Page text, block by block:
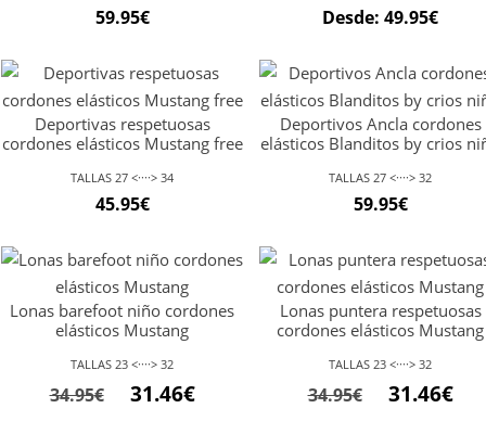
59.95€ Desde:49.95€
Deportivas respetuosas
cordones elásticos Mustang free
TALLAS 27 <····> 34
45.95€
Deportivos Ancla cordones
elásticos Blanditos by crios
TALLAS 27 <····> 32
59.95€
Lonas barefoot niño cordones
elásticos Mustang
TALLAS 23 <····> 32
34.95€
El31.46€El
Lonas puntera respetuosas
cordones elásticos Mustang
TALLAS 23 <····> 32
34.95€
El31.46€El